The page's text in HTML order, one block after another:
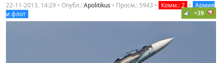
22-11-2013, 14:29 • Опубл.:Apolitikus • Просм.: 5943 • Комм.: 2 • Армия
и флот
+39